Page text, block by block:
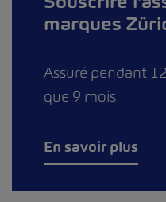
marques
Assuré pendant
que 9 mois
En savoir plus